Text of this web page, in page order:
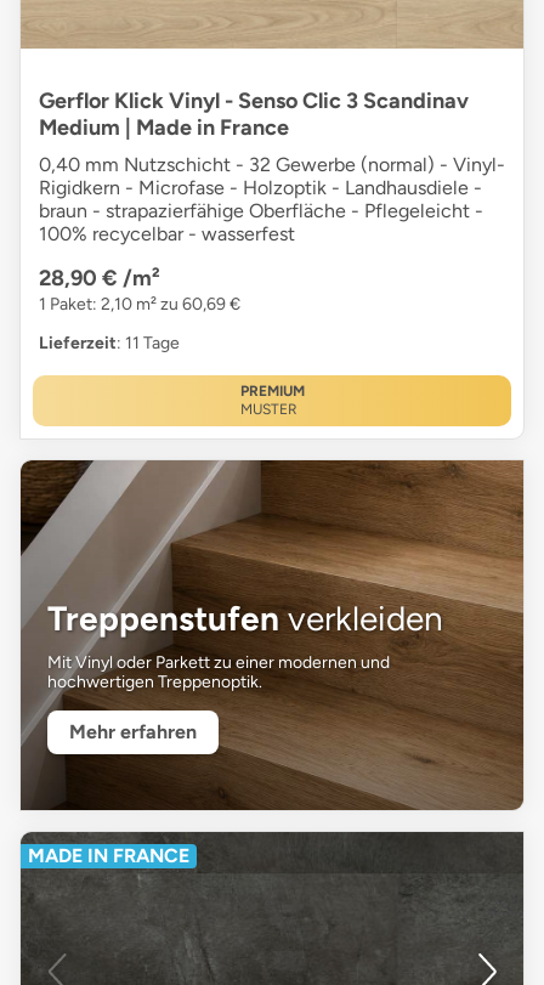
Gerflor Klick Vinyl - Senso Clic 3 Scandinav
Medium | Made in France
0,40 mm Nutzschicht - 32 Gewerbe (normal) - Vinyl-
Rigidkern - Microfase - Holzoptik - Landhausdiele -
braun - strapazierfähige Oberfläche - Pflegeleicht -
100% recycelbar - wasserfest
28,90 € /m²
1 Paket: 2,10 m² zu 60,69 €
Lieferzeit: 11 Tage
PREMIUM
MUSTER
Treppenstufenverkleiden
Mit Vinyl oder Parkett zu einer modernen und
hochwertigen Treppenoptik.
Mehr erfahren
MADE IN FRANCE